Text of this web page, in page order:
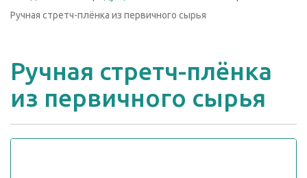
Ручная стретч-плёнка из первичного сырья
Ручная стретч-плёнка
из первичного сырья